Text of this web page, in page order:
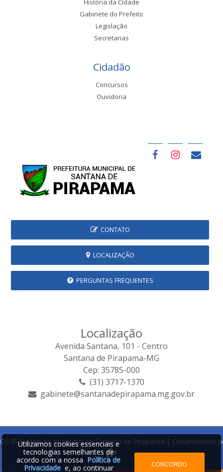
Gabinete do Prefeito
Legislação
Secretarias
Cidadão
Concursos
Ouvidoria
CONTATO
LOCALIZAÇÃO
PERGUNTAS FREQUENTES
Localização
Avenida Santana, 101 - Centro
Santana de Pirapama-MG
Cep: 35785-000
(31) 3717-1370
gabinete@santanadepirapama.mg.gov.br
© Prefeitura Municipal de Santana de Pirapama | Desenvolvido
Utilizamos cookies essenciais e
tecnologias semelhantes de
acordo com a nossa Política de
Privacidadee, ao continuar
CONCORDO